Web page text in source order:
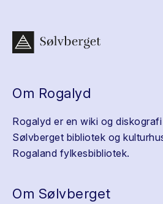
Om Rogalyd
Rogalyd er en wiki og
Sølvberget bibliotek og
Rogaland fylkesbibliotek.
Om Sølvberget